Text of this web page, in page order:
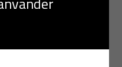
var en speciell